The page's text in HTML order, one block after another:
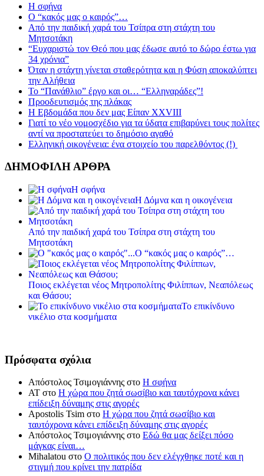
Η σφήνα
Ο “κακός μας ο καιρός”…
Από την παιδική χαρά του Τσίπρα στη στάχτη του
Μητσοτάκη
“Ευχαριστώ τον Θεό που μας έδωσε αυτό το δώρο έστω για
34 χρόνια”
Όταν η στάχτη γίνεται σταθερότητα και η Φύση αποκαλύπτει
την Αλήθεια
Το “Πανάθλιο” έργο και οι… “Ελληναράδες”!
Προοδευτισμός της πλάκας
Η Εβδομάδα που δεν μας Είπαν XXVIII
Γιατί το νέο νομοσχέδιο για τα ύδατα επιβαρύνει τους πολίτες
αντί να προστατεύει το δημόσιο αγαθό
Ελληνική οικογένεια: ένα στοιχείο του παρελθόντος (!)
ΔΗΜΟΦΙΛΗ ΑΡΘΡΑ
Η σφήνα
Η Δόμνα και η οικογένεια
Από την παιδική χαρά του Τσίπρα στη στάχτη του
Μητσοτάκη
Ο “κακός μας ο καιρός”…
Ποιος εκλέγεται νέος Μητροπολίτης Φιλίππων, Νεαπόλεως
και Θάσου;
Το επικίνδυνο
νικέλιο στα κοσμήματα
Πρόσφατα σχόλια
Απόστολος Τσιμογιάννης στο Η σφήνα
ΑΤ στο Η χώρα που ζητά σωσίβιο και ταυτόχρονα κάνει
επίδειξη δύναμης στις αγορές
Apostolis Tsim στο Η χώρα που ζητά σωσίβιο και
ταυτόχρονα κάνει επίδειξη δύναμης στις αγορές
Απόστολος Τσιμογιάννης στο Εδώ θα μας δείξει πόσο
μάγκας είναι…
Mihalatou στο Ο πολιτικός που δεν ελέγχθηκε ποτέ και η
στιγμή που κρίνει την πατρίδα